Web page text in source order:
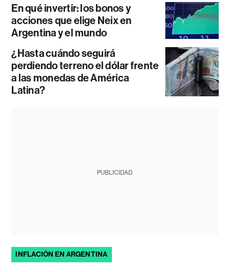
En qué invertir: los bonos y
acciones que elige Neix en
Argentina y el mundo
¿Hasta cuándo seguirá
perdiendo terreno el dólar frente
a las monedas de América
Latina?
PUBLICIDAD
INFLACIÓN EN ARGENTINA